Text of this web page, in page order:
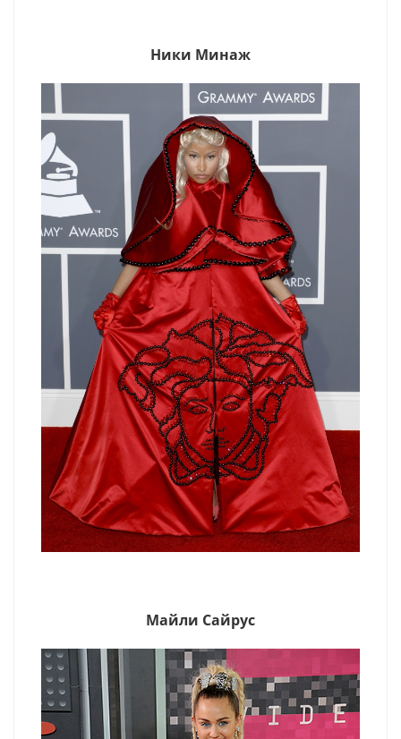
Ники Минаж
Майли Сайрус